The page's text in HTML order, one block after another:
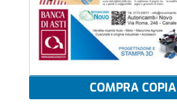
COMPRA COPIA